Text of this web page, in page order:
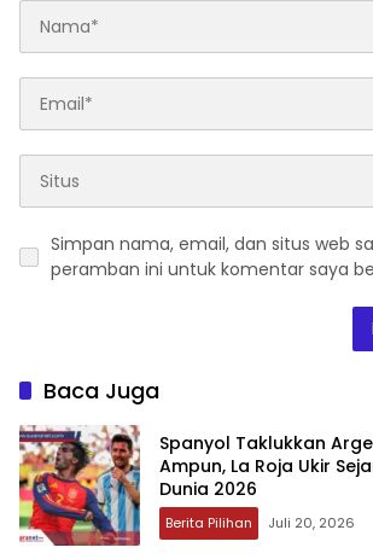
Simpan nama, email, dan situs web
peramban ini untuk komentar saya
Baca Juga
‎Spanyol Taklukkan
Ampun, La Roja Ukir
Dunia 2026
Berita Pilihan Juli 20, 2026